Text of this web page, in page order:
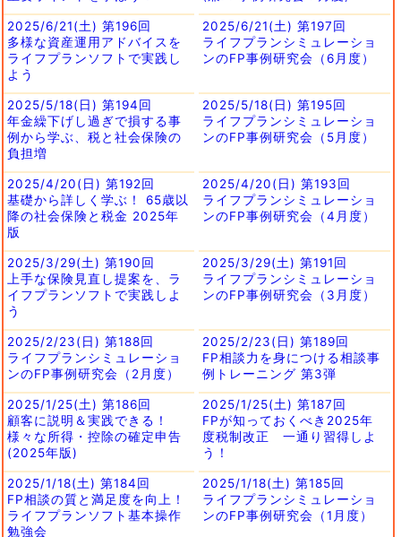
2025/6/21(土) 第196回
多様な資産運用アドバイスを
ライフプランソフトで実践し
よう
2025/6/21(土) 第197回
ライフプランシミュレーショ
ンのFP事例研究会（6月度）
2025/5/18(日) 第194回
年金繰下げし過ぎで損する事
例から学ぶ、税と社会保険の
負担増
2025/5/18(日) 第195回
ライフプランシミュレーショ
ンのFP事例研究会（5月度）
2025/4/20(日) 第192回
基礎から詳しく学ぶ！ 65歳以
降の社会保険と税金 2025年
版
2025/4/20(日) 第193回
ライフプランシミュレーショ
ンのFP事例研究会（4月度）
2025/3/29(土) 第190回
上手な保険見直し提案を、ラ
イフプランソフトで実践しよ
う
2025/3/29(土) 第191回
ライフプランシミュレーショ
ンのFP事例研究会（3月度）
2025/2/23(日) 第188回
ライフプランシミュレーショ
ンのFP事例研究会（2月度）
2025/2/23(日) 第189回
FP相談力を身につける相談事
例トレーニング 第3弾
2025/1/25(土) 第186回
顧客に説明＆実践できる！
様々な所得・控除の確定申告
(2025年版)
2025/1/25(土) 第187回
FPが知っておくべき2025年
度税制改正 一通り習得しよ
う！
2025/1/18(土) 第184回
FP相談の質と満足度を向上！
ライフプランソフト基本操作
勉強会
2025/1/18(土) 第185回
ライフプランシミュレーショ
ンのFP事例研究会（1月度）